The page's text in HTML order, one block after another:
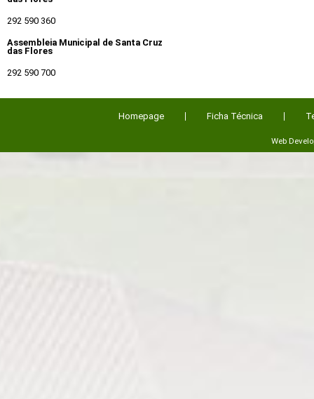
292 590 360
Assembleia Municipal de Santa Cruz
das Flores
292 590 700
Homepage Ficha Técnica
Web